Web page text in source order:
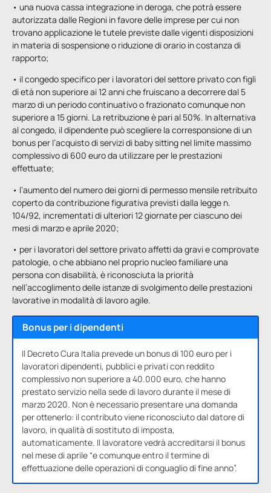
• una nuova cassa integrazione in deroga, che potrà essere
autorizzata dalle Regioni in favore delle imprese per cui non
trovano applicazione le tutele previste dalle vigenti disposizioni
in materia di sospensione o riduzione di orario in costanza di
rapporto;
• il congedo specifico per i lavoratori del settore privato con figli
di età non superiore ai 12 anni che fruiscano a decorrere dal 5
marzo di un periodo continuativo o frazionato comunque non
superiore a 15 giorni. La retribuzione è pari al 50%. In alternativa
al congedo, il dipendente può scegliere la corresponsione di un
bonus per l’acquisto di servizi di baby sitting nel limite massimo
complessivo di 600 euro da utilizzare per le prestazioni
effettuate;
• l’aumento del numero dei giorni di permesso mensile retribuito
coperto da contribuzione figurativa previsti dalla legge n.
104/92, incrementati di ulteriori 12 giornate per ciascuno dei
mesi di marzo e aprile 2020;
• per i lavoratori del settore privato affetti da gravi e comprovate
patologie, o che abbiano nel proprio nucleo familiare una
persona con disabilità, è riconosciuta la priorità
nell’accoglimento delle istanze di svolgimento delle prestazioni
lavorative in modalità di lavoro agile.
Bonus per i dipendenti
Il Decreto Cura Italia prevede un bonus di 100 euro per i
lavoratori dipendenti, pubblici e privati con reddito
complessivo non superiore a 40.000 euro, che hanno
prestato servizio nella sede di lavoro durante il mese di
marzo 2020. Non è necessario presentare una domanda
per ottenerlo: il contributo viene riconosciuto dal datore di
lavoro, in qualità di sostituto di imposta,
automaticamente. Il lavoratore vedrà accreditarsi il bonus
nel mese di aprile “e comunque entro il termine di
effettuazione delle operazioni di conguaglio di fine anno”.